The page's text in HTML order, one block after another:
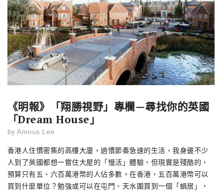
《明報》「翔勝視野」專欄—尋找你的英國
「Dream House」
by Amous Lee
香港人住慣密集的高樓大廈，過慣節奏急速的生活，我身邊不少
人到了英國都想一嘗住大屋的「慢活」體驗，但現實是殘酷的，
預算只有五、六百萬港幣的人佔多數。在香港，五百萬港幣可以
買到什麼單位？勉強或可以在屯門、天水圍買到一個「蝸居」，